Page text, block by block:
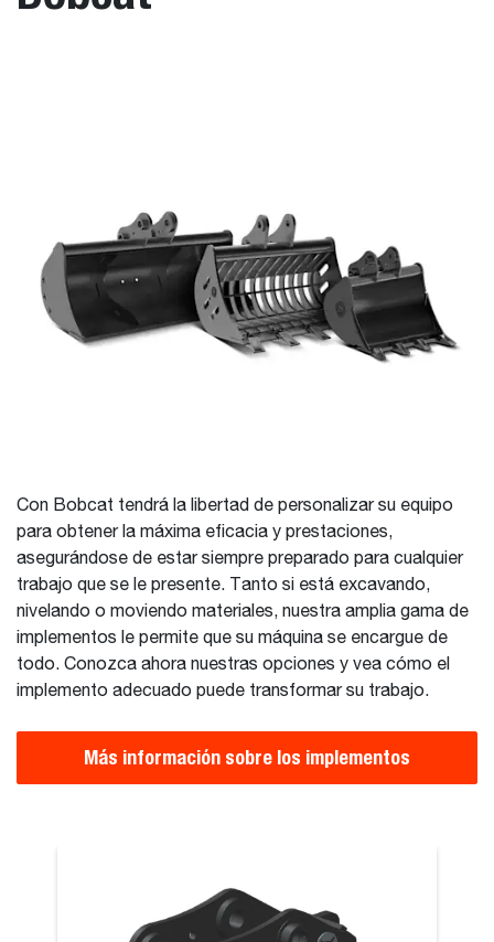
Con Bobcat tendrá la libertad de personalizar su equipo
para obtener la máxima eficacia y prestaciones,
asegurándose de estar siempre preparado para cualquier
trabajo que se le presente. Tanto si está excavando,
nivelando o moviendo materiales, nuestra amplia gama de
implementos le permite que su máquina se encargue de
todo. Conozca ahora nuestras opciones y vea cómo el
implemento adecuado puede transformar su trabajo.
Más información sobre los implementos